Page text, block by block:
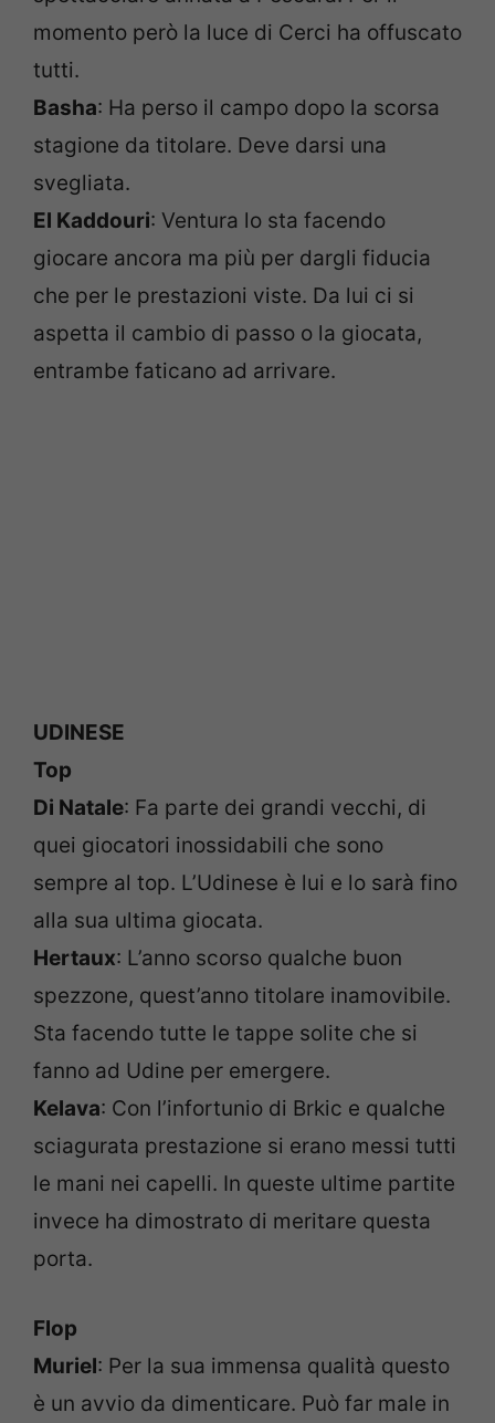
momento però la luce di Cerci ha offuscato
tutti.
Basha: Ha perso il campo dopo la scorsa
stagione da titolare. Deve darsi una
svegliata.
El Kaddouri: Ventura lo sta facendo
giocare ancora ma più per dargli fiducia
che per le prestazioni viste. Da lui ci si
aspetta il cambio di passo o la giocata,
entrambe faticano ad arrivare.
UDINESE
Top
Di Natale: Fa parte dei grandi vecchi, di
quei giocatori inossidabili che sono
sempre al top. L’Udinese è lui e lo sarà fino
alla sua ultima giocata.
Hertaux: L’anno scorso qualche buon
spezzone, quest’anno titolare inamovibile.
Sta facendo tutte le tappe solite che si
fanno ad Udine per emergere.
Kelava: Con l’infortunio di Brkic e qualche
sciagurata prestazione si erano messi tutti
le mani nei capelli. In queste ultime partite
invece ha dimostrato di meritare questa
porta.
Flop
Muriel: Per la sua immensa qualità questo
è un avvio da dimenticare. Può far male in